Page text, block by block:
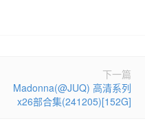
下一篇
Madonna(@JUQ) 高清系列
x26部合集(241205)[152G]